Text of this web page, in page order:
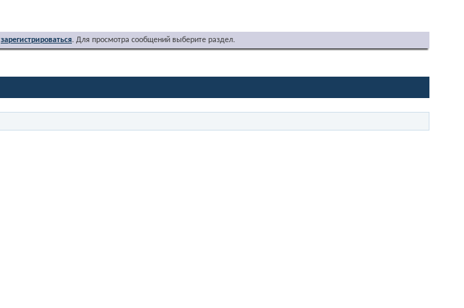
зарегистрироваться. Для просмотра сообщений выберите раздел.